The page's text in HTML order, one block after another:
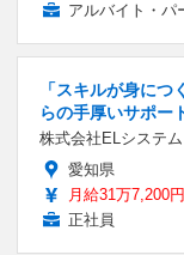
アルバイト・パ
「スキルが身に
らの手厚いサポー
株式会社ELシステム
愛知県
月給31万7,200
正社員